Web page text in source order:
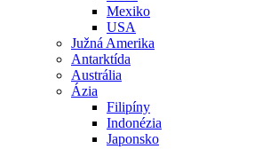
Mexiko
USA
Južná Amerika
Antarktída
Austrália
Ázia
Filipíny
Indonézia
Japonsko